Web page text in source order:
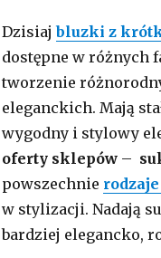
Dzisiajbluzki z
dostępne w różnych
tworzenie
eleganckich. Mają
wygodny i stylowy
oferty sklepów–
powszechnie
w stylizacji. Nadają
bardziej elegancko,